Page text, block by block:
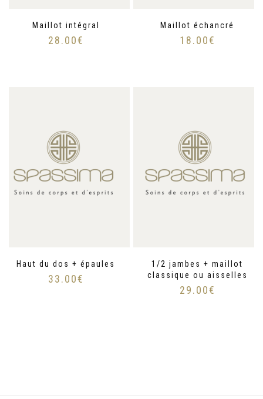
Maillot intégral
28.00€
Maillot échancré
18.00€
Haut du dos + épaules
33.00€
1/2 jambes + maillot
classique ou aisselles
29.00€